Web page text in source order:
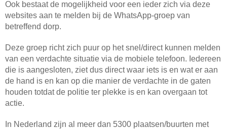
Ook bestaat de mogelijkheid voor een ieder zich via deze
websites aan te melden bij de WhatsApp-groep van
betreffend dorp.
Deze groep richt zich puur op het snel/direct kunnen melden
van een verdachte situatie via de mobiele telefoon. Iedereen
die is aangesloten, ziet dus direct waar iets is en wat er aan
de hand is en kan op die manier de verdachte in de gaten
houden totdat de politie ter plekke is en kan overgaan tot
actie.
In Nederland zijn al meer dan 5300 plaatsen/buurten met